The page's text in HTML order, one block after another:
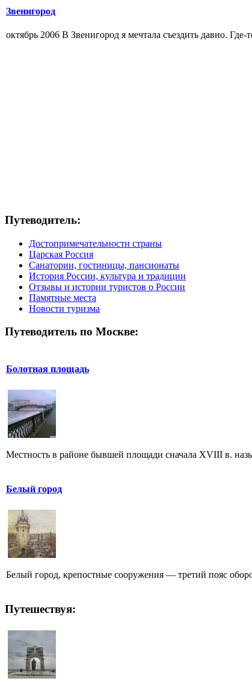
Звенигород
октябрь 2006 В Звенигород я мечтала съездить давно.
Путеводитель:
Достопримечательности страны
Царская Россия
Санатории, гостиницы, пансионаты
История России, культура и традиции
Отзывы и истории туристов о России
Памятные места
Новости туризма
Путеводитель по Москве:
Болотная площадь
Местность в районе бывшей площади сначала XVIII в.
Белый город
Белый город, крепостные сооружения — третий пояс
Путешествуя: